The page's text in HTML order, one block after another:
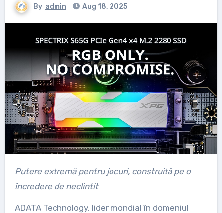
By admin Aug 18, 2025
Putere extremă pentru jocuri, construită pe o
încredere de neclintit
ADATA Technology, lider mondial în domeniul